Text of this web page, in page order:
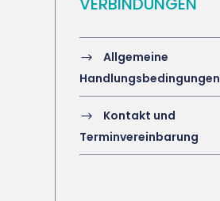
Allgemeine
Handlungsbedingungen
Kontakt und
Terminvereinbarung